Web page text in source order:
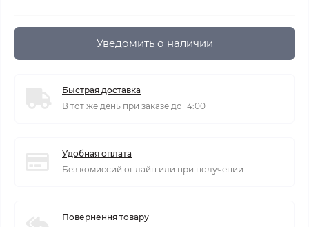
Уведомить о наличии
Быстрая доставка
В тот же день при заказе до 14:00
Удобная оплата
Без комиссий онлайн или при получении.
Повернення товару